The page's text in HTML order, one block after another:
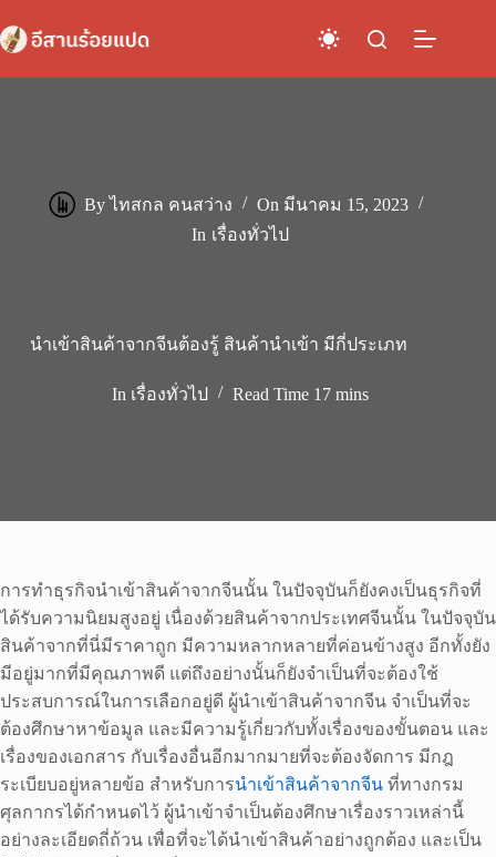
to
content
By ไทสกล คนสว่าง On มีนาคม 15, 2023
In เรื่องทั่วไป
นำเข้าสินค้าจากจีนต้องรู้ สินค้านำเข้า มีกี่ประเภท
In เรื่องทั่วไป Read Time 17 mins
การทำธุรกิจนำเข้าสินค้าจากจีนนั้น ในปัจจุบันก็ยังคงเป็นธุรกิจที่
ได้รับความนิยมสูงอยู่ เนื่องด้วยสินค้าจากประเทศจีนนั้น ในปัจจุบัน
สินค้าจากที่นี่มีราคาถูก มีความหลากหลายที่ค่อนข้างสูง อีกทั้งยัง
มีอยู่มากที่มีคุณภาพดี แต่ถึงอย่างนั้นก็ยังจำเป็นที่จะต้องใช้
ประสบการณ์ในการเลือกอยู่ดี ผู้นำเข้าสินค้าจากจีน จำเป็นที่จะ
ต้องศึกษาหาข้อมูล และมีความรู้เกี่ยวกับทั้งเรื่องของขั้นตอน และ
เรื่องของเอกสาร กับเรื่องอื่นอีกมากมายที่จะต้องจัดการ มีกฎ
ระเบียบอยู่หลายข้อ สำหรับการนำเข้าสินค้าจากจีน ที่ทางกรม
ศุลกากรได้กำหนดไว้ ผู้นำเข้าจำเป็นต้องศึกษาเรื่องราวเหล่านี้
อย่างละเอียดถี่ถ้วน เพื่อที่จะได้นำเข้าสินค้าอย่างถูกต้อง และเป็น